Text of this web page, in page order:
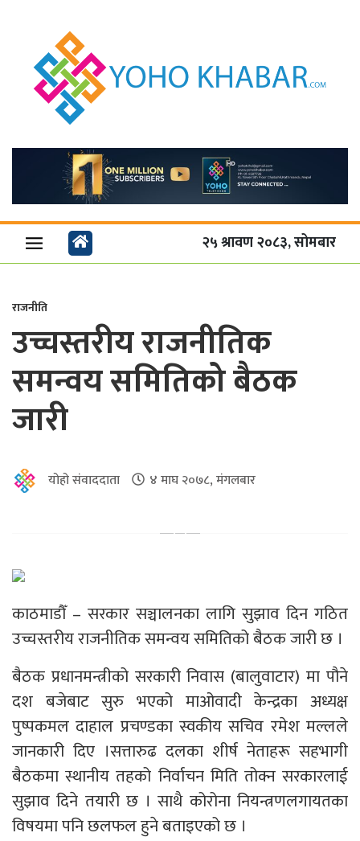
२५ श्रावण २०८३, सोमबार
राजनीति
उच्चस्तरीय राजनीतिक
समन्वय समितिको बैठक
जारी
योहो संवाददाता ४ माघ २०७८, मंगलबार
काठमाडौँ – सरकार सञ्चालनका लागि सुझाव दिन गठित
उच्चस्तरीय राजनीतिक समन्वय समितिको बैठक जारी छ ।
बैठक प्रधानमन्त्रीको सरकारी निवास (बालुवाटार) मा पौने
दश बजेबाट सुरु भएको माओवादी केन्द्रका अध्यक्ष
पुष्पकमल दाहाल प्रचण्डका स्वकीय सचिव रमेश मल्लले
जानकारी दिए ।सत्तारुढ दलका शीर्ष नेताहरू सहभागी
बैठकमा स्थानीय तहको निर्वाचन मिति तोक्न सरकारलाई
सुझाव दिने तयारी छ । साथै कोरोना नियन्त्रणलगायतका
विषयमा पनि छलफल हुने बताइएको छ ।